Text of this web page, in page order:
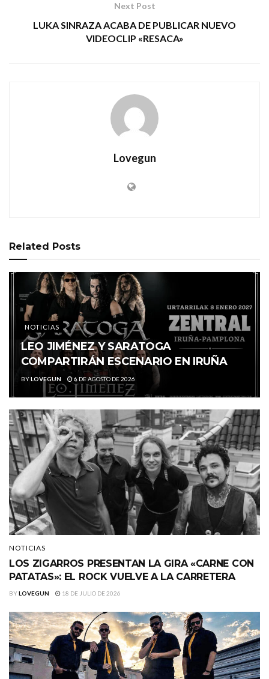
Next Post
LUKA SINRAZA ACABA DE PUBLICAR NUEVO
VIDEOCLIP «RESACA»
Lovegun
Related Posts
NOTICIAS
LEO JIMÉNEZ Y SARATOGA
COMPARTIRÁN ESCENARIO EN IRUÑA
BYLOVEGUN 6 DE AGOSTO DE 2026
NOTICIAS
LOS ZIGARROS PRESENTAN LA GIRA «CARNE CON
PATATAS»: EL ROCK VUELVE A LA CARRETERA
BYLOVEGUN 18 DE JULIO DE 2026